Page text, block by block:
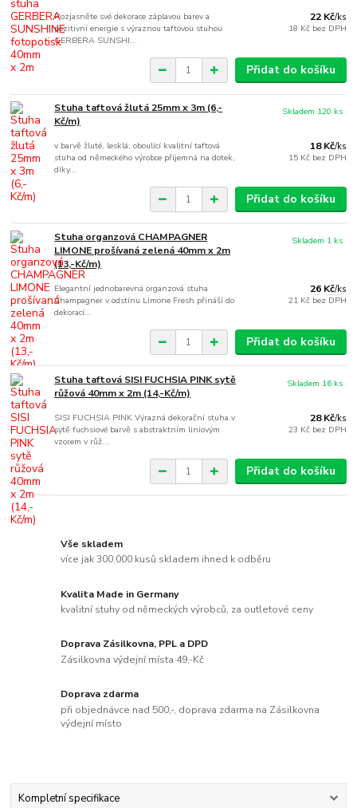
Rozjasněte své dekorace záplavou barev a
pozitivní energie s výraznou taftovou stuhou
GERBERA SUNSHI...
22 Kč/ks
18 Kč bez DPH
Přidat do košíku
Stuha taftová žlutá 25mm x 3m (6,-
Kč/m)
v barvě žluté, lesklá, oboulící kvalitní taftová
stuha od německého výrobce příjemná na dotek,
díky...
18 Kč/ks
15 Kč bez DPH
Skladem 120 ks
Přidat do košíku
Stuha organzová CHAMPAGNER
LIMONE prošívaná zelená 40mm x 2m
(13,-Kč/m)
Elegantní jednobarevná organzová stuha
Champagner v odstínu Limone Fresh přináší do
dekorací...
26 Kč/ks
21 Kč bez DPH
Skladem 1 ks
Přidat do košíku
Stuha taftová SISI FUCHSIA PINK sytě
růžová 40mm x 2m (14,-Kč/m)
SISI FUCHSIA PINK Výrazná dekorační stuha v
sytě fuchsiové barvě s abstraktním liniovým
vzorem v růž...
28 Kč/ks
23 Kč bez DPH
Skladem 16 ks
Přidat do košíku
Vše skladem
více jak 300.000 kusů skladem ihned k odběru
Kvalita Made in Germany
kvalitní stuhy od německých výrobců, za outletové ceny
Doprava Zásilkovna, PPL a DPD
Zásilkovna výdejní místa 49,-Kč
Doprava zdarma
při objednávce nad 500,-, doprava zdarma na Zásilkovna
výdejní místo
Kompletní specifikace